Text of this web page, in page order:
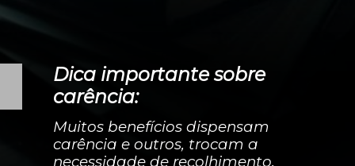
Muitos benefícios dispensam
carência e outros, trocam a
necessidade de recolhimento,
Dica importante sobre
carência: